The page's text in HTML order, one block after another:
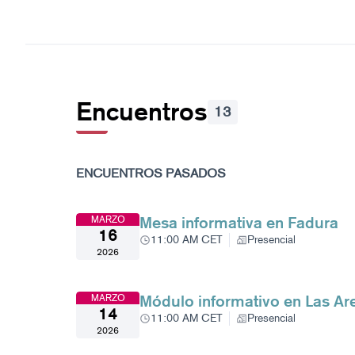
Encuentros 13
+
ENCUENTROS PASADOS
MARZO
16
2026
Mesa informativa en Fadura
11:00 AM CET Presencial
MARZO
14
2026
Módulo informativo en Las
11:00 AM CET Presencial